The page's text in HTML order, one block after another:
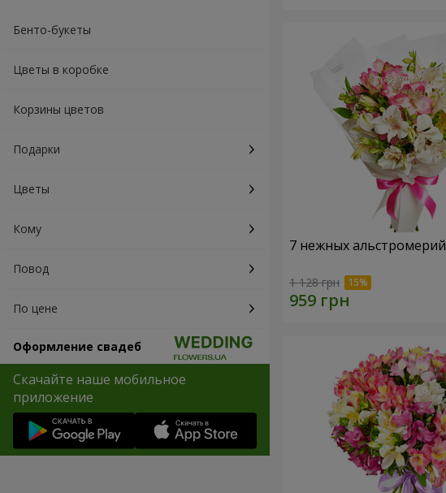
Бенто-букеты
Цветы в коробке
Корзины цветов
Подарки
Цветы
Кому
Повод
По цене
Оформление свадеб
Скачайте наше мобильное
приложение
7 нежных альстромерий
1 128 грн